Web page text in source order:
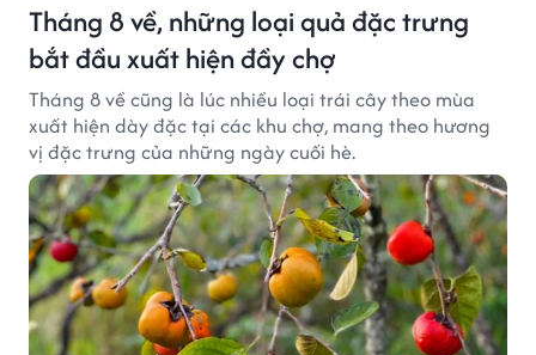
Tháng 8 về, những loại quả đặc trưng
bắt đầu xuất hiện đầy chợ
Tháng 8 về cũng là lúc nhiều loại trái cây theo mùa
xuất hiện dày đặc tại các khu chợ, mang theo hương
vị đặc trưng của những ngày cuối hè.